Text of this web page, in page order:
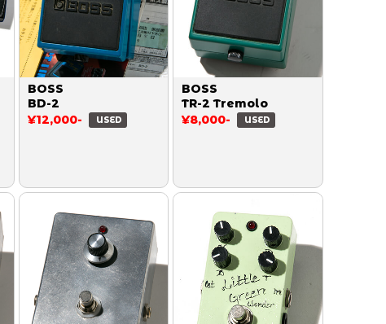
BOSS
BD-2
¥12,000-
USED
BOSS
TR-2 Tremolo
¥8,000-
USED